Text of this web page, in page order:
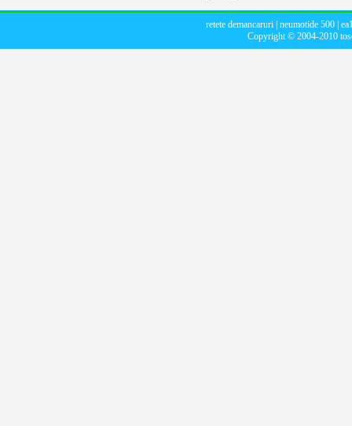
retete demancaruri| neumotide 500|
Copyright © 2004-2010